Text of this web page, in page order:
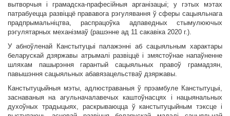
вытворчыя і грамадска-прафесійныя арганізацыі; у гэтых мэтах
патрабуецца развіццё прававога рэгулявання ў сферы сацыяльнага
прадпрымальніцтва, распрацоўка адпаведных стымулюючых
рэгулятарных механізмаў (рашэнне ад 11 сакавіка 2020 г.).
У абноўленай Канстытуцыі палажэнні аб сацыяльным характары
беларускай дзяржавы атрымалі развіццё і змястоўнае напаўненне
шляхам пашырэння гарантый сацыяльных правоў грамадзян,
павышэння сацыяльных абавязацельстваў дзяржавы.
Канстытуцыйныя мэты, адлюстраваныя ў прэамбуле Канстытуцыі,
заснаваныя на агульначалавечых каштоўнасцях і нацыянальных
духоўных традыцыях, раскрываюцца ў канстытуцыйным тэксце і